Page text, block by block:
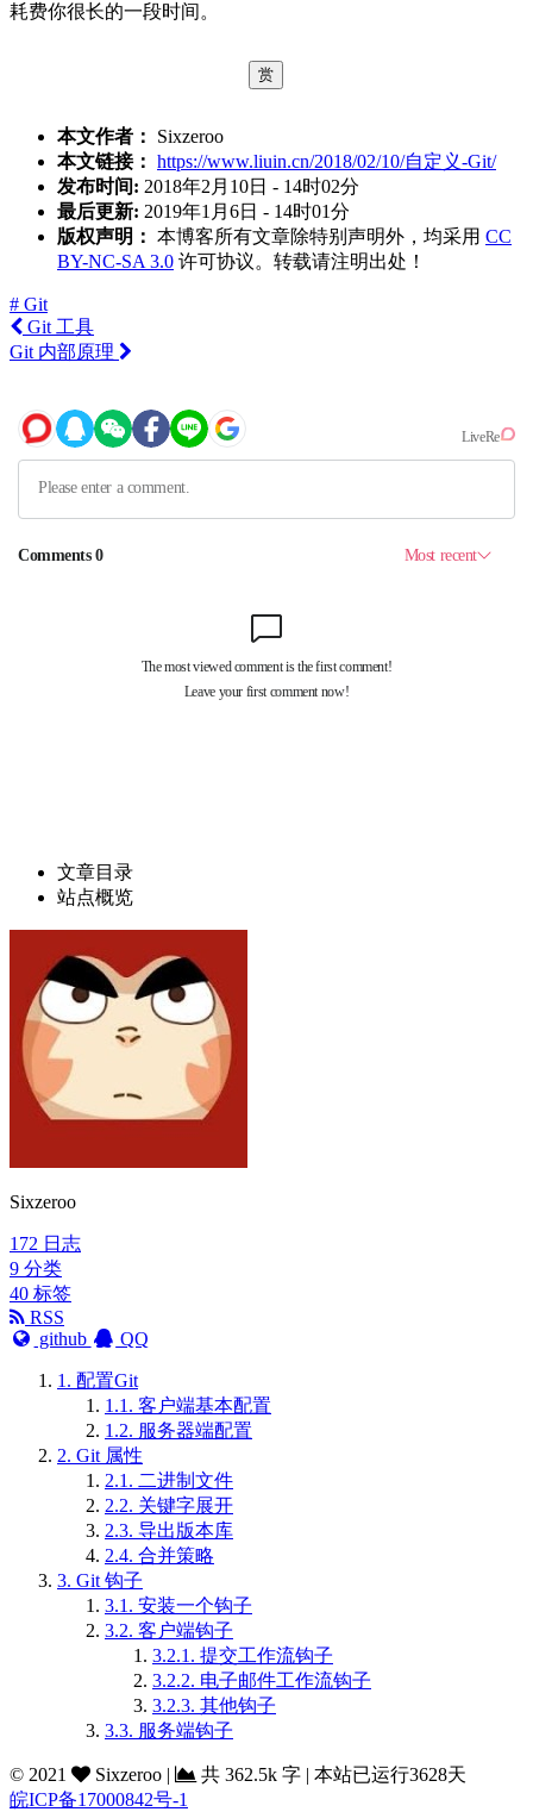
耗费你很长的一段时间。
赏
本文作者：
Sixzeroo
本文链接： https://www.liuin.cn/2018/02/10/自定义-Git/
发布时间: 2018年2月10日 - 14时02分
最后更新: 2019年1月6日 - 14时01分
版权声明： 本博客所有文章除特别声明外，均采用 CC
BY-NC-SA 3.0 许可协议。转载请注明出处！
# Git
Git 工具
Git 内部原理
文章目录
站点概览
Sixzeroo
172 日志
9 分类
40 标签
RSS
github
QQ
1. 配置Git
1.1. 客户端基本配置
1.2. 服务器端配置
2. Git 属性
2.1. 二进制文件
2.2. 关键字展开
2.3. 导出版本库
2.4. 合并策略
3. Git 钩子
3.1. 安装一个钩子
3.2. 客户端钩子
3.2.1. 提交工作流钩子
3.2.2. 电子邮件工作流钩子
3.2.3. 其他钩子
3.3. 服务端钩子
© 2021 Sixzeroo | 共 362.5k 字 | 本站已运行3628天
皖ICP备17000842号-1